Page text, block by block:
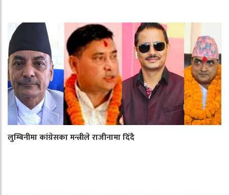
लुम्बिनीमा कांग्रेसका मन्त्रीले राजीनामा दिँदै